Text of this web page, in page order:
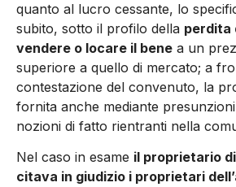
quanto al lucro cessante, lo
subito, sotto il profilo della perdita
vendere o locare il bene a un
superiore a quello di mercato; a
contestazione del convenuto, la
fornita anche mediante
nozioni di fatto rientranti nella
Nel caso in esame il proprietario
citava in giudizio i proprietari